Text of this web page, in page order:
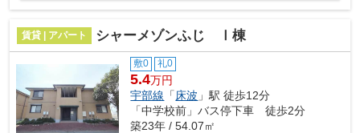
賃貸 | アパート シャーメゾンふじ Ⅰ棟
敷0 礼0
5.4万円
宇部線 「 床波 」駅 徒歩12分
「中学校前」バス停下車 徒歩2分
築23年 / 54.07㎡